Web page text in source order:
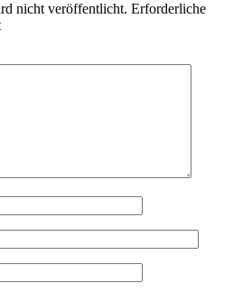
nicht veröffentlicht. Erforderliche